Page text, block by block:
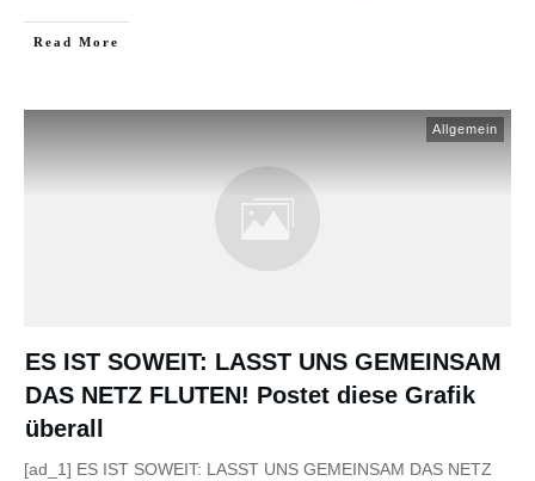
Read More
Allgemein
ES IST SOWEIT: LASST UNS GEMEINSAM
DAS NETZ FLUTEN! Postet diese Grafik
überall
[ad_1] ES IST SOWEIT: LASST UNS GEMEINSAM DAS NETZ